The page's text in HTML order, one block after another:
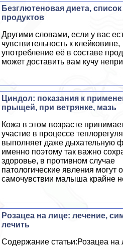
Безглютеновая диета,
продуктов
Другими словами, если у вас
чувствительность к клейковине,
употрeбление её в составе
может доставить вам кучу
Циндол: показания к
прыщей, при ветрянке, мазь
Кожа в этом возрасте
участие в процессе
выполняет даже дыхательную
именно поэтому так важно
здоровье, в противном случае
патологические явления могут
самочувствии малыша крайне
Розацеа на лице: лечение,
лечить
Содержание статьи:Розацеа на